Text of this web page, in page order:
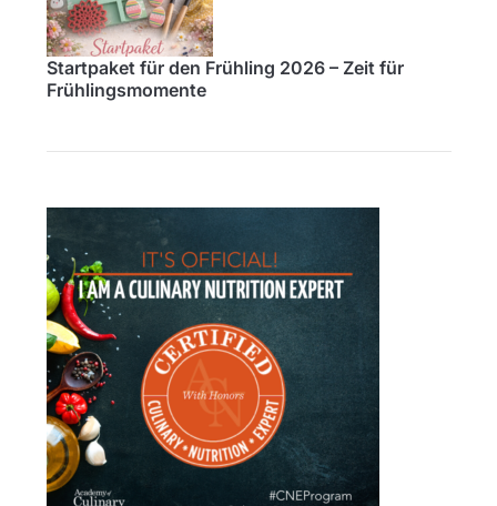
Startpaket für den Frühling 2026 – Zeit für
Frühlingsmomente